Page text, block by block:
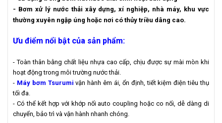
- Bơm xử lý nước thải xây dựng, xí nghiệp, nhà máy, khu vực
thường xuyên ngập úng hoặc nơi có thủy triều dâng cao.
Ưu điểm nổi bật của sản phẩm:
- Toàn thân bằng chất liệu nhựa cao cấp, chịu được sự mài mòn khi
hoạt động trong môi trường nước thải.
- Máy bơm Tsurumi vận hành êm ái, ổn định, tiết kiệm điện tiêu thụ
tối đa.
- Có thể kết hợp với khớp nối auto coupling hoặc co nối, dễ dàng di
chuyển, bảo trì và vận hành nhanh chóng.